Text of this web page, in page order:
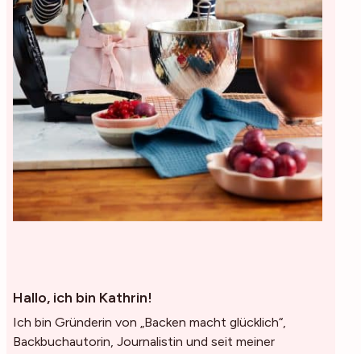
Hallo, ich bin Kathrin!
Ich bin Gründerin von „Backen macht glücklich“,
Backbuchautorin, Journalistin und seit meiner